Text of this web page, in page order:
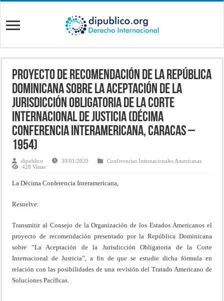
Proyecto de Recomendación de la República
Dominicana sobre la Aceptación de la
Jurisdicción Obligatoria de la Corte
Internacional de Justicia (Décima
Conferencia Interamericana, Caracas –
1954)
dipublico 30/01/2020
Conferencias Internacionales Americanas
428 Vistas
La Décima Conferencia Interamericana,
Resuelve:
Transmitir al Consejo de la Organización de los Estados Americanos el
proyecto de recomendación presentado por la República Dominicana
sobre “La Aceptación de la Jurisdicción Obligatoria de la Corte
Internacional de Justicia”, a fin de que se estudie dicha fórmula en
relación con las posibilidades de una revisión del Tratado Americano de
Soluciones Pacíficas.